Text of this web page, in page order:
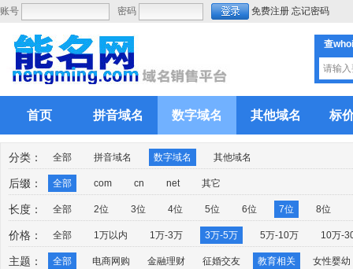
账号 密码 免费注册 忘记密码
查
首页 拼音域名 数字域名 其他域名 标
分类： 全部 拼音域名 数字域名 其他域名
后缀： 全部 com cn net 其它
长度： 全部 2位 3位 4位 5位 6位 7位 8位
价格： 全部 1万以内 1万-3万 3万-5万 5万-10万 10万-
主题： 全部 电商网购 金融理财 征婚交友 教育相关 女性婴幼